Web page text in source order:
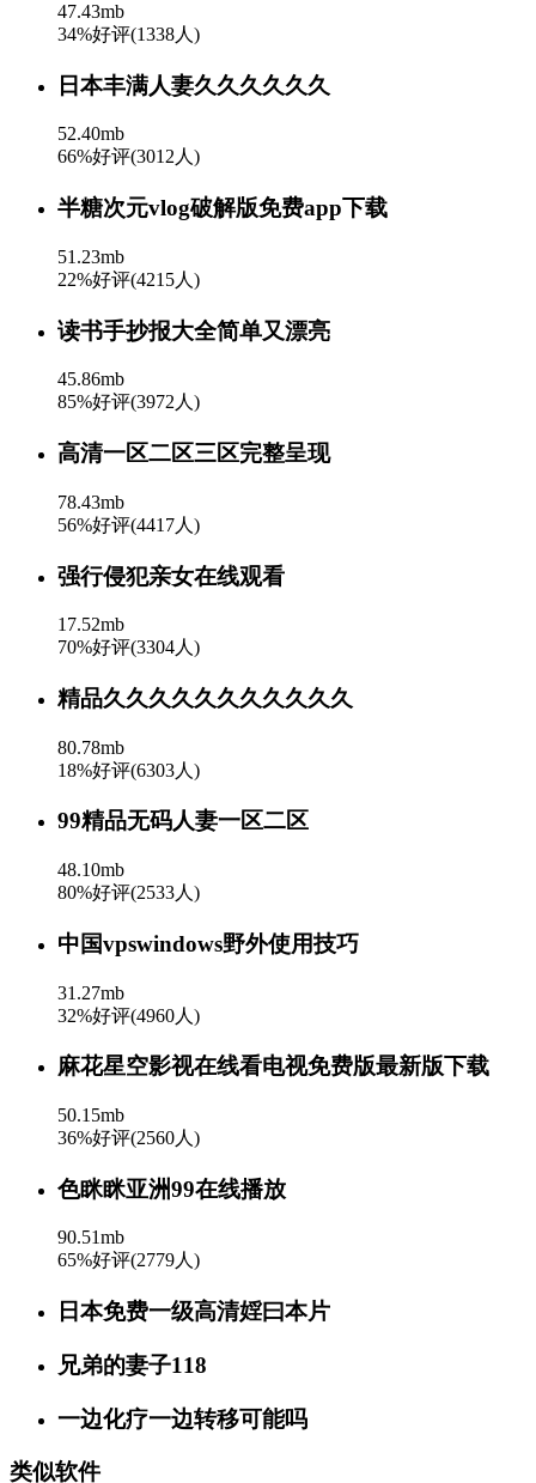
47.43mb
34%好评(1338人)
日本丰满人妻久久久久久久
52.40mb
66%好评(3012人)
半糖次元vlog破解版免费app下载
51.23mb
22%好评(4215人)
读书手抄报大全简单又漂亮
45.86mb
85%好评(3972人)
高清一区二区三区完整呈现
78.43mb
56%好评(4417人)
强行侵犯亲女在线观看
17.52mb
70%好评(3304人)
精品久久久久久久久久久久久
80.78mb
18%好评(6303人)
99精品无码人妻一区二区
48.10mb
80%好评(2533人)
中国vpswindows野外使用技巧
31.27mb
32%好评(4960人)
麻花星空影视在线看电视免费版最新版下载
50.15mb
36%好评(2560人)
色眯眯亚洲99在线播放
90.51mb
65%好评(2779人)
日本免费一级高清婬曰本片
兄弟的妻子118
一边化疗一边转移可能吗
类似软件